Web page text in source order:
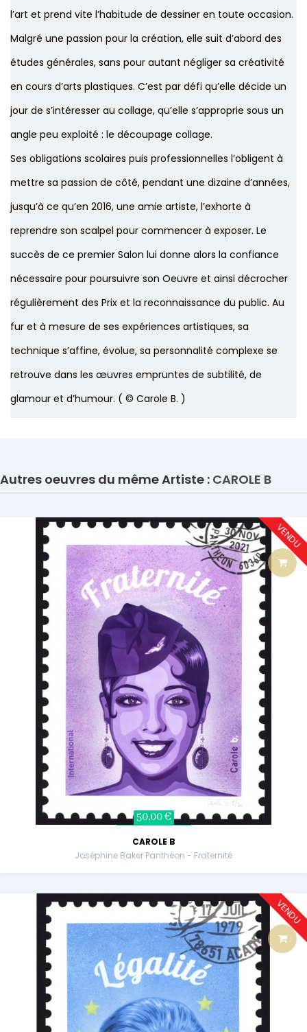
l’art et prend vite l’habitude de dessiner en toute occasion.
Malgré une passion pour la création, elle suit d’abord des
études générales, sans pour autant négliger sa créativité
en cours d’arts plastiques. C’est par défi qu’elle décide un
jour de s’intéresser au collage, qu’elle s’approprie sous un
angle peu exploité : le découpage collage.
Ses obligations scolaires puis professionnelles l’obligent à
mettre sa passion de côté, pendant une dizaine d’années,
jusqu’à ce qu’en 2016, une amie artiste, l’exhorte à
reprendre son scalpel pour commencer à exposer. Le
succès de ce premier Salon lui donne alors la confiance
nécessaire pour poursuivre son Oeuvre et ainsi décrocher
régulièrement des Prix et la reconnaissance du public. Au
fur et à mesure de ses expériences artistiques, sa
technique s’affine, évolue, sa personnalité complexe se
retrouve dans les œuvres empruntes de subtilité, de
glamour et d’humour. ( © Carole B. )
Autres oeuvres du même Artiste : CAROLE B
VENDU
50,00 €
CAROLE B
Joséphine Baker Panthéon - Fraternité
VENDU